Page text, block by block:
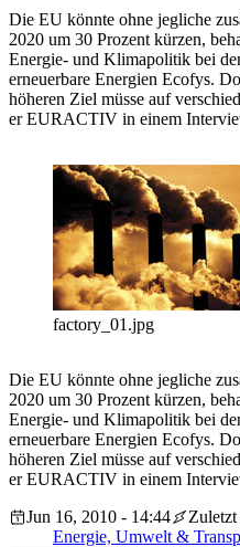
Die EU könnte ohne jegliche
2020 um 30 Prozent kürzen,
Energie- und Klimapolitik bei
erneuerbare Energien Ecofys.
höheren Ziel müsse auf
er EURACTIV in einem
factory_01.jpg
Die EU könnte ohne jegliche
2020 um 30 Prozent kürzen,
Energie- und Klimapolitik bei
erneuerbare Energien Ecofys.
höheren Ziel müsse auf
er EURACTIV in einem
Jun 16, 2010 - 14:44
Energie, Umwelt &